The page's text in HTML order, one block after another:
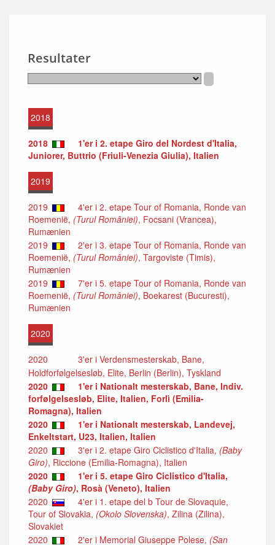
Resultater
2018
2018
1'er i 2. etape Giro del Nordest d'Italia,
Juniorer, Buttrio (Friuli-Venezia Giulia), Italien
2019
2019
4'er i 2. etape Tour of Romania, Ronde van
Roemenië, (Turul României), Focsani (Vrancea),
Rumænien
2019
2'er i 3. etape Tour of Romania, Ronde van
Roemenië, (Turul României), Targoviste (Timis),
Rumænien
2019
7'er i 5. etape Tour of Romania, Ronde van
Roemenië, (Turul României), Boekarest (Bucuresti),
Rumænien
2020
2020
3'er i Verdensmesterskab, Bane,
Holdforfølgelsesløb, Elite, Berlin (Berlin), Tyskland
2020
1'er i Nationalt mesterskab, Bane, Indiv.
forfølgelsesløb, Elite, Italien, Forlì (Emilia-
Romagna), Italien
2020
1'er i Nationalt mesterskab, Landevej,
Enkeltstart, U23, Italien, Italien
2020
3'er i 2. etape Giro Ciclistico d'Italia, (Baby
Giro), Riccione (Emilia-Romagna), Italien
2020
1'er i 5. etape Giro Ciclistico d'Italia,
(Baby Giro), Rosà (Veneto), Italien
2020
4'er i 1. etape del b Tour de Slovaquie,
Tour of Slovakia, (Okolo Slovenska), Zilina (Zilina),
Slovakiet
2020
2'er i Memorial Giuseppe Polese, (San